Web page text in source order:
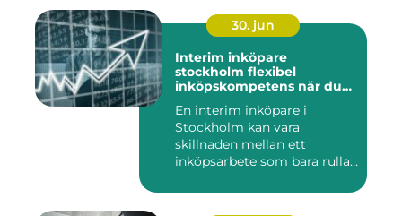
30. jun
Interim inköpare
stockholm flexibel
inköpskompetens när du
En interim inköpare i
Stockholm kan vara
skillnaden mellan ett
inköpsarbete som bara rullar